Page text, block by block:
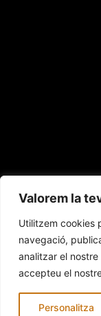
Valorem la
Utilitzem cookies
navegació,
analitzar el
accepteu el
Personalitza
Lents de contacte